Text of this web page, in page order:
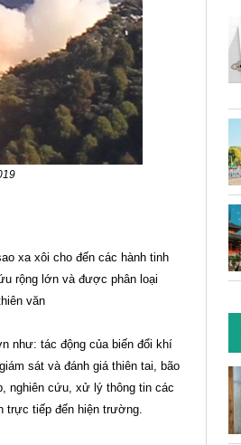
xa xôi cho đến các hành tinh
rộng lớn và được phân loại
văn
như: tác động của biến đổi khí
sát và đánh giá thiên tai, bão
nghiên cứu, xử lý thông tin các
trực tiếp đến hiện trường.